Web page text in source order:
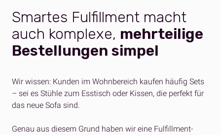
Smartes Fulfillment macht
auch komplexe, mehrteilige
Bestellungen simpel
Wir wissen: Kunden im Wohnbereich kaufen häufig Sets
– sei es Stühle zum Esstisch oder Kissen, die perfekt für
das neue Sofa sind.
Genau aus diesem Grund haben wir eine Fulfillment-